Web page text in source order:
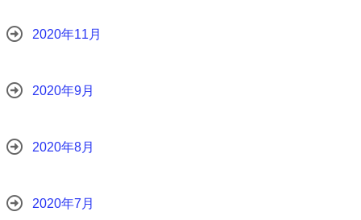
2020年11月
2020年9月
2020年8月
2020年7月